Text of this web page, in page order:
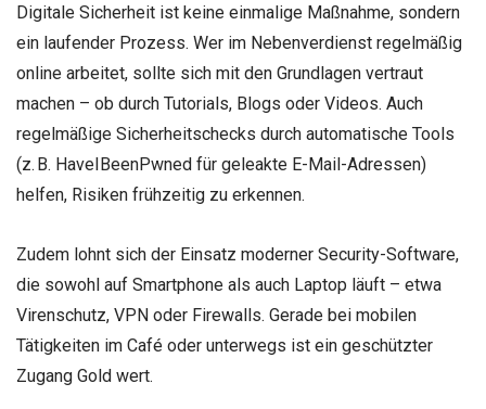
Digitale Sicherheit ist keine einmalige Maßnahme, sondern
ein laufender Prozess. Wer im Nebenverdienst regelmäßig
online arbeitet, sollte sich mit den Grundlagen vertraut
machen – ob durch Tutorials, Blogs oder Videos. Auch
regelmäßige Sicherheitschecks durch automatische Tools
(z. B. HaveIBeenPwned für geleakte E-Mail-Adressen)
helfen, Risiken frühzeitig zu erkennen.
Zudem lohnt sich der Einsatz moderner Security-Software,
die sowohl auf Smartphone als auch Laptop läuft – etwa
Virenschutz, VPN oder Firewalls. Gerade bei mobilen
Tätigkeiten im Café oder unterwegs ist ein geschützter
Zugang Gold wert.